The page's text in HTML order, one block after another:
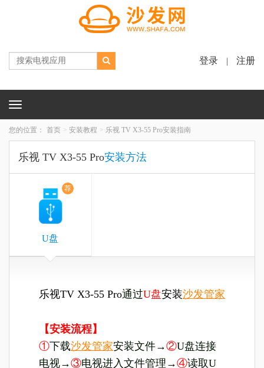
登录 注册
Toggle
您的位置： 首页 安装教程 乐视 TV X3-55 Pro安装指南
乐视 TV X3-55 Pro安装方法
荐
U盘
乐视TV X3-55 Pro通过U盘安装沙发管家
【安装流程】
①下载沙发管家安装文件→②U盘连接
电视→③电视进入文件管理→④读取U